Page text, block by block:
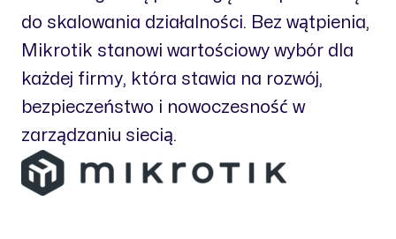
do skalowania działalności. Bez wątpienia,
Mikrotik stanowi wartościowy wybór dla
każdej firmy, która stawia na rozwój,
bezpieczeństwo i nowoczesność w
zarządzaniu siecią.